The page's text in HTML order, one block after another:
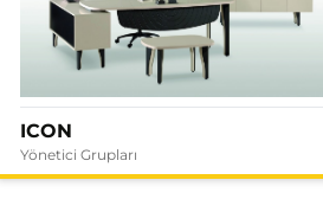
ICON
Yönetici Grupları